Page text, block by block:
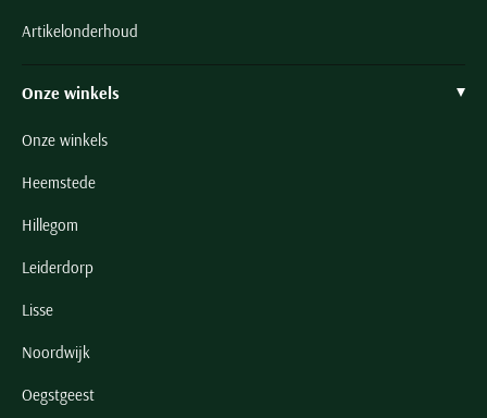
Artikelonderhoud
Onze winkels
Onze winkels
Heemstede
Hillegom
Leiderdorp
Lisse
Noordwijk
Oegstgeest